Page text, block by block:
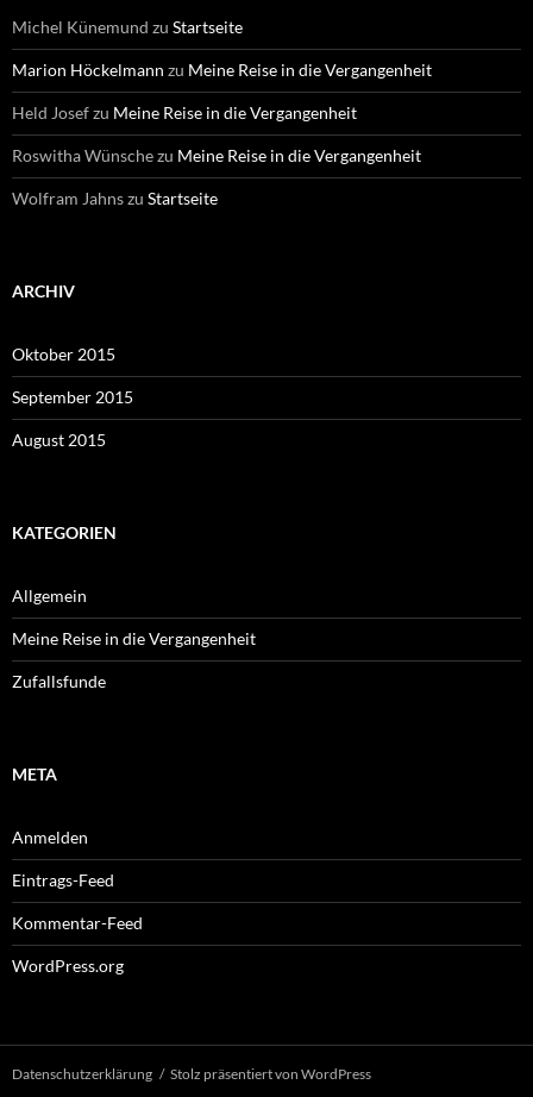
Michel Künemund zu Startseite
Marion Höckelmann zu Meine Reise in die Vergangenheit
Held Josefzu Meine Reise in die Vergangenheit
Roswitha Wünschezu Meine Reise in die Vergangenheit
Wolfram Jahnszu Startseite
ARCHIV
Oktober 2015
September 2015
August 2015
KATEGORIEN
Allgemein
Meine Reise in die Vergangenheit
Zufallsfunde
META
Anmelden
Eintrags-Feed
Kommentar-Feed
WordPress.org
Datenschutzerklärung Stolz präsentiert von WordPress